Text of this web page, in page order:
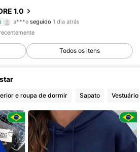
1.0
a***e seguido 1 dia atrás
4,70
121 Seguidores
4,70 121 Seguidores
4,70
4,70 121 Seguidores
Todos os itens
e roupa de dormir Sapato